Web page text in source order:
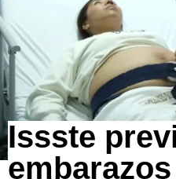
Issste